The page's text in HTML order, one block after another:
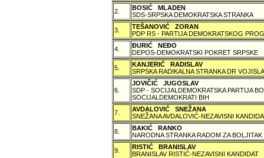
2.
BOSIĆ MLADEN
SDS-SRPSKA DEMOKRATSKA STRANKA
3.
TEŠANOVIĆ ZORAN
PDP RS - PARTIJA DEMOKRATSKOG
4.
ÐURIĆ NEÐO
DEPOS-DEMOKRATSKI POKRET SRPSKE
5.
KANJERIĆ RADISLAV
SRPSKA RADIKALNA STRANKA DR
6.
JOVIČIĆ JUGOSLAV
SDP - SOCIJALDEMOKRATSKA PARTIJA
SOCIJALDEMOKRATI BIH
7.
AVDALOVIĆ SNEŽANA
SNEŽANA AVDALOVIĆ-NEZAVISNI
8.
BAKIĆ RANKO
NARODNA STRANKA RADOM ZA BOLJITAK
9.
RISTIĆ BRANISLAV
BRANISLAV RISTIĆ-NEZAVISNI KANDIDAT